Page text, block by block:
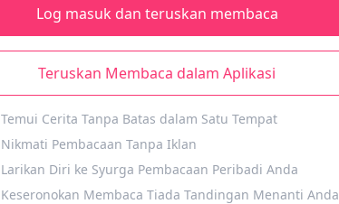
Log masuk dan teruskan membaca
Teruskan Membaca dalam Aplikasi
Temui Cerita Tanpa Batas dalam Satu Tempat
Nikmati Pembacaan Tanpa Iklan
Larikan Diri ke Syurga Pembacaan Peribadi Anda
Keseronokan Membaca Tiada Tandingan Menanti Anda